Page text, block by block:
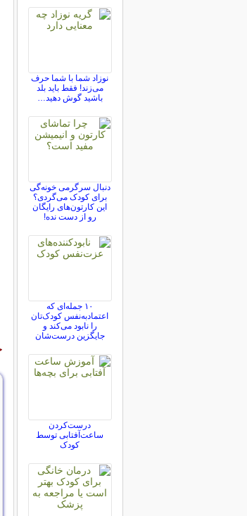
نوزاد شما با شما حرف
می‌زند! فقط باید بلد
باشید گوش دهید…
دنبال سرگرمی خونه‌گی
برای کودک می‌گردی؟
این کارتون‌های رایگان
رو از دست نده!
۱۰ جمله‌ای که
اعتمادبه‌نفس کودک‌تان
را نابود می‌کند و
جایگزین درست‌شان
درست‌کردن
ساعت‌آفتابی توسط
کودک